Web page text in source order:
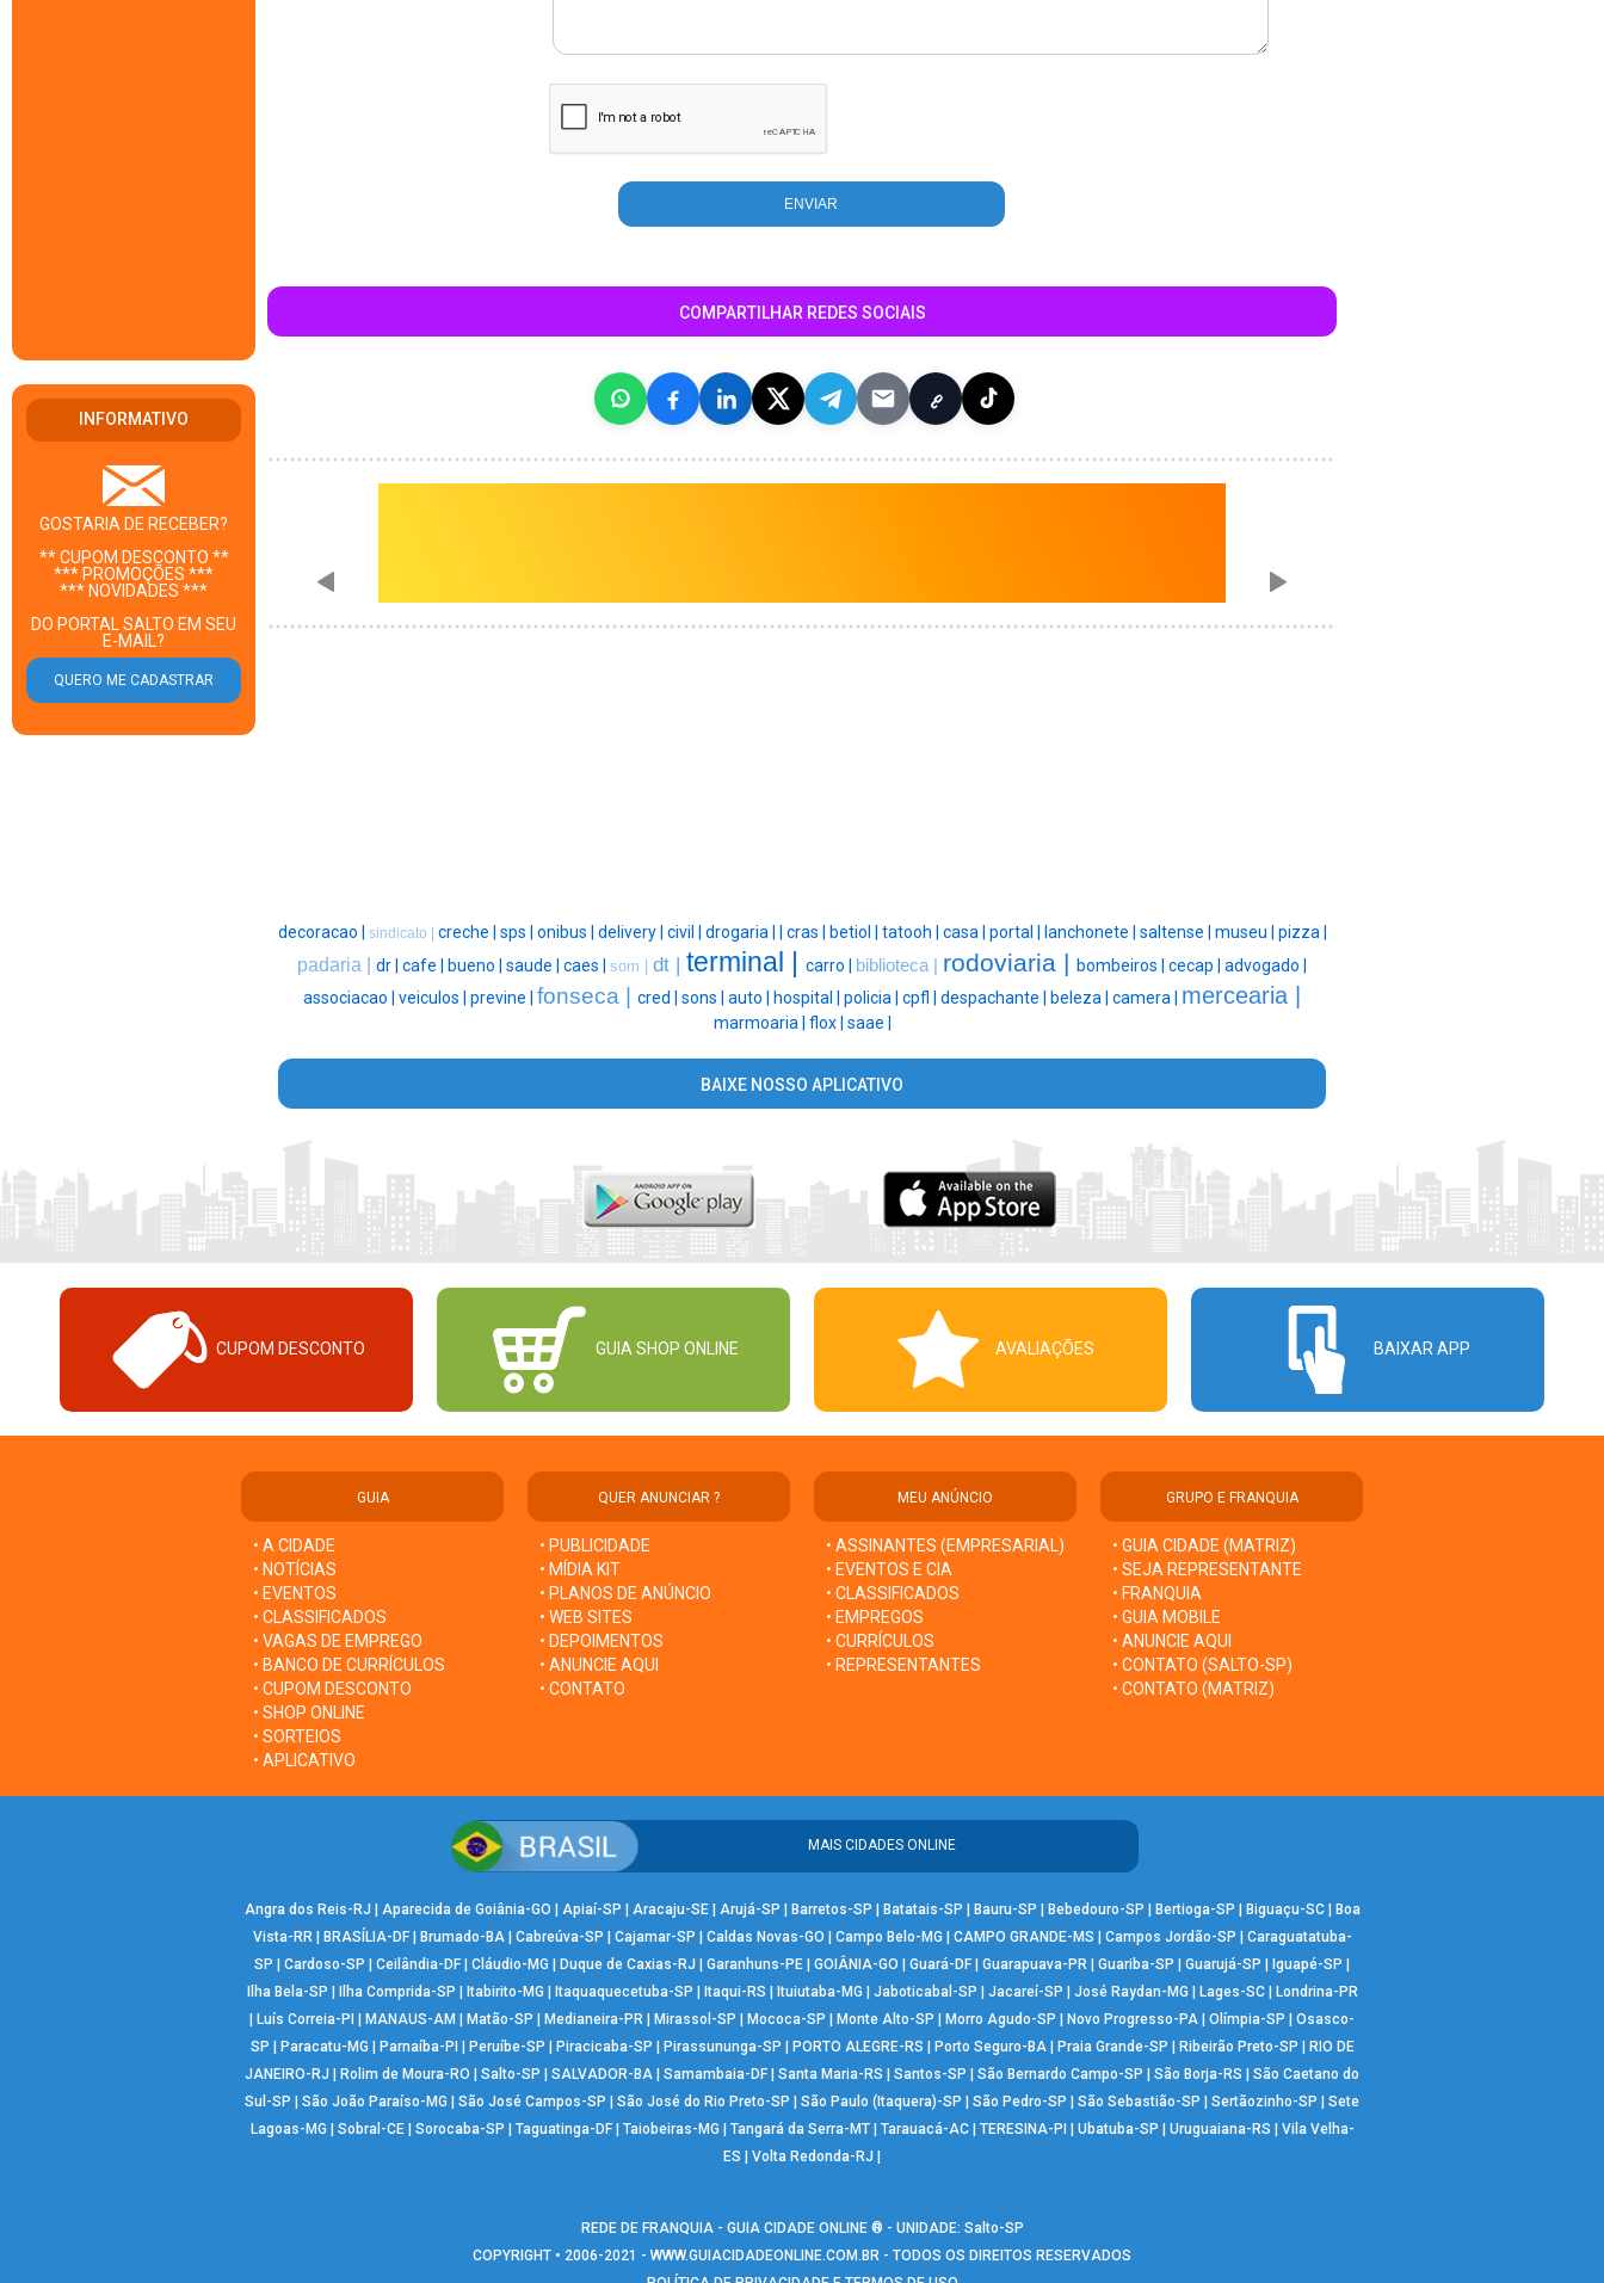
INFORMATIVO
GOSTARIA DE RECEBER?
** CUPOM DESCONTO **
*** PROMOÇÕES ***
*** NOVIDADES ***
DO PORTAL SALTO EM SEU
E-MAIL?
COMPARTILHAR REDES SOCIAIS
decoracao | sindicato | creche | sps | onibus | delivery | civil | drogaria | cras | betiol | tatooh | casa | portal | lanchonete | saltense | museu | pizza |
padaria | dr | cafe | bueno | saude | caes | som | dt | terminal | carro | biblioteca | rodoviaria | bombeiros | cecap | advogado |
associacao | veiculos | previne | fonseca | cred | sons | auto | hospital | policia | cpfl | despachante | beleza | camera | mercearia |
marmoaria | flox | saae |
BAIXE NOSSO APLICATIVO
CUPOM DESCONTO GUIA SHOP ONLINE AVALIAÇÕES BAIXAR APP
GUIA
• A CIDADE
• NOTÍCIAS
• EVENTOS
• CLASSIFICADOS
• VAGAS DE EMPREGO
• BANCO DE CURRÍCULOS
• CUPOM DESCONTO
• SHOP ONLINE
• SORTEIOS
• APLICATIVO
QUER ANUNCIAR ?
• PUBLICIDADE
• MÍDIA KIT
• PLANOS DE ANÚNCIO
• WEB SITES
• DEPOIMENTOS
• ANUNCIE AQUI
• CONTATO
MEU ANÚNCIO
• ASSINANTES (EMPRESARIAL)
• EVENTOS E CIA
• CLASSIFICADOS
• EMPREGOS
• CURRÍCULOS
• REPRESENTANTES
GRUPO E FRANQUIA
• GUIA CIDADE (MATRIZ)
• SEJA REPRESENTANTE
• FRANQUIA
• GUIA MOBILE
• ANUNCIE AQUI
• CONTATO (SALTO-SP)
• CONTATO (MATRIZ)
MAIS CIDADES ONLINE
Angra dos Reis-RJ | Aparecida de Goiânia-GO | Apiaí-SP | Aracaju-SE| Arujá-SP | Barretos-SP | Batatais-SP | Bauru-SP | Bebedouro-SP | Bertioga-SP | Biguaçu-SC| Boa
Vista-RR | BRASÍLIA-DF| Brumado-BA| Cabreúva-SP | Cajamar-SP | Caldas Novas-GO | Campo Belo-MG | CAMPO GRANDE-MS | Campos Jordão-SP | Caraguatatuba-
SP | Cardoso-SP | Ceilândia-DF | Cláudio-MG | Duque de Caxias-RJ | Garanhuns-PE | GOIÂNIA-GO | Guará-DF | Guarapuava-PR | Guariba-SP | Guarujá-SP | Iguapé-SP |
Ilha Bela-SP | Ilha Comprida-SP | Itabirito-MG | Itaquaquecetuba-SP | Itaqui-RS | Ituiutaba-MG | Jaboticabal-SP | Jacareí-SP | José Raydan-MG | Lages-SC| Londrina-PR
| Luís Correia-PI | MANAUS-AM | Matão-SP | Medianeira-PR | Mirassol-SP | Mococa-SP | Monte Alto-SP | Morro Agudo-SP | Novo Progresso-PA | Olímpia-SP | Osasco-
SP | Paracatu-MG | Parnaíba-PI | Peruíbe-SP | Piracicaba-SP | Pirassununga-SP | PORTO ALEGRE-RS | Porto Seguro-BA| Praia Grande-SP | Ribeirão Preto-SP | RIO DE
JANEIRO-RJ | Rolim de Moura-RO | Salto-SP | SALVADOR-BA | Samambaia-DF | Santa Maria-RS | Santos-SP | São Bernardo Campo-SP | São Borja-RS | São Caetano do
Sul-SP | São João Paraíso-MG | São José Campos-SP | São José do Rio Preto-SP | São Paulo (Itaquera)-SP | São Pedro-SP | São Sebastião-SP | Sertãozinho-SP | Sete
Lagoas-MG | Sobral-CE| Sorocaba-SP | Taguatinga-DF| Taiobeiras-MG | Tangará da Serra-MT| Tarauacá-AC| TERESINA-PI | Ubatuba-SP | Uruguaiana-RS | Vila Velha-
ES | Volta Redonda-RJ |
REDE DE FRANQUIA - GUIA CIDADE ONLINE ® - UNIDADE: Salto-SP
COPYRIGHT • 2006-2021 - WWW.GUIACIDADEONLINE.COM.BR - TODOS OS DIREITOS RESERVADOS